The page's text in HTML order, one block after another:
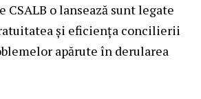
CSALB o lansează sunt legate
și eficiența concilierii
apărute în derularea